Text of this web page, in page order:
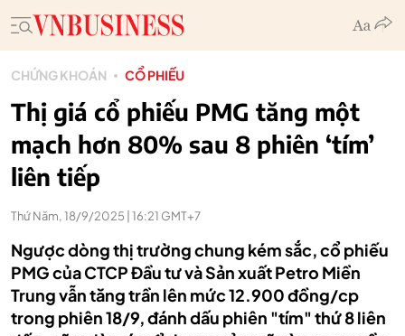
CHỨNG KHOÁN CỔ PHIẾU
Thị giá cổ phiếu PMG tăng một
mạch hơn 80% sau 8 phiên ‘tím’
liên tiếp
Thứ Năm, 18/9/2025 | 16:21 GMT+7
Ngược dòng thị trường chung kém sắc, cổ phiếu
PMG của CTCP Đầu tư và Sản xuất Petro Miền
Trung vẫn tăng trần lên mức 12.900 đồng/cp
trong phiên 18/9, đánh dấu phiên "tím" thứ 8 liên